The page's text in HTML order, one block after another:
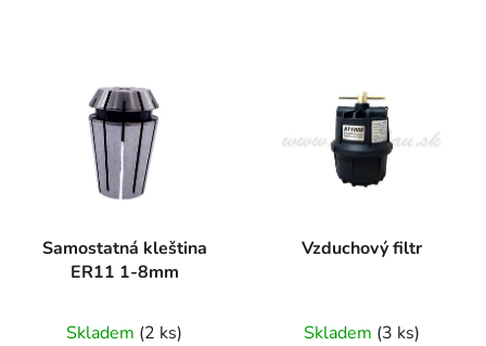
Samostatná kleština
ER11 1-8mm
Skladem (2 ks)
Vzduchový filtr
Skladem (3 ks)